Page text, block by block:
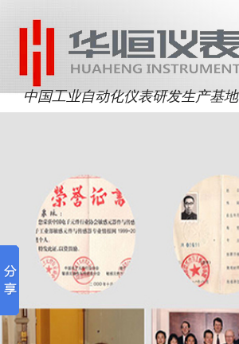
中国工业自动化仪表研发生产基地